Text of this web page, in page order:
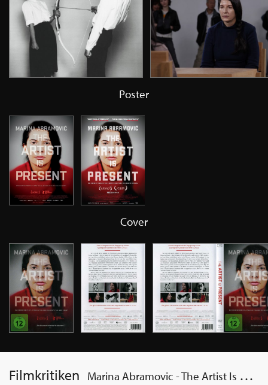
Poster
Cover
Filmkritiken Marina Abramovic - The Artist Is Present